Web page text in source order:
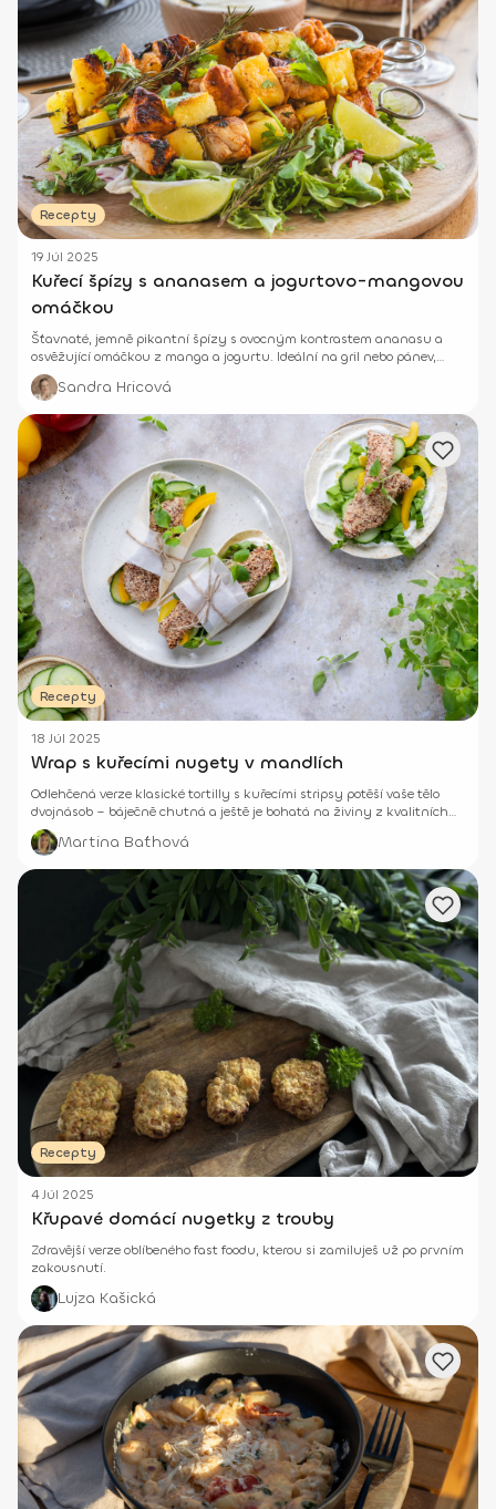
Recepty
19 Júl 2025
Kuřecí špízy s ananasem a jogurtovo-mangovou
omáčkou
Šťavnaté, jemně pikantní špízy s ovocným kontrastem ananasu a
osvěžující omáčkou z manga a jogurtu. Ideální na gril nebo pánev,
když toužíme po rychlém a chutném jídle.
Sandra Hricová
Recepty
18 Júl 2025
Wrap s kuřecími nugety v mandlích
Odlehčená verze klasické tortilly s kuřecími stripsy potěší vaše tělo
dvojnásob – báječně chutná a ještě je bohatá na živiny z kvalitních
zdrojů.
Martina Baťhová
Recepty
4 Júl 2025
Křupavé domácí nugetky z trouby
Zdravější verze oblíbeného fast foodu, kterou si zamiluješ už po prvním
zakousnutí.
Lujza Kašická